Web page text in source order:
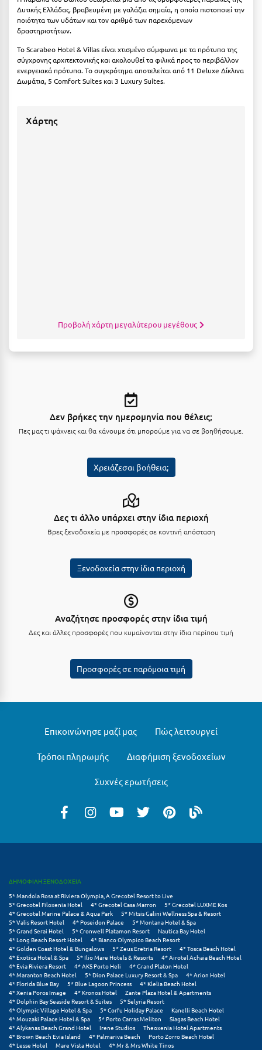
Μεθώνη
Μεσσηνία
Μετέωρα
Μήλος
Ναύπλιο
Ορεινή Ναυπακτία
Παξοί
Πάτρα
Παύλιανη
Πειραιάς
Πελοπόννησος
Πήλιο
Πιερία
Πλαταμώνας
Πλύτρα Λακωνίας
Δυτικής Ελλάδας, βραβευμένη με γαλάζια σημαία, η οποία πιστοποιεί την
ποιότητα των υδάτων και τον αριθμό των παρεχόμενων
δραστηριοτήτων.
ΤοScarabeo Hotel&Villasείναι χτισμένο σύμφωνα με τα πρότυπα της
σύγχρονης αρχιτεκτονικής και ακολουθεί τα φιλικά προς το περιβάλλον
ενεργειακά πρότυπα. Το συγκρότημα αποτελείται από 11 Deluxe Δίκλινα
Δωμάτια, 5 ComfortSuites και 3 LuxurySuites.
Χάρτης
Προβολή χάρτη μεγαλύτερου μεγέθους
Δεν βρήκες την ημερομηνία που θέλεις;
Πες μας τι ψάχνεις και θα κάνουμε ότι μπορούμε για να σε βοηθήσουμε.
Χρειάζεσαι βοήθεια;
Δες τι άλλο υπάρχει στην ίδια περιοχή
Βρες ξενοδοχεία με προσφορές σε κοντινή απόσταση
Ξενοδοχεία στην ίδια περιοχή
Αναζήτησε προσφορές στην ίδια τιμή
Δες και άλλες προσφορές που κυμαίνονται στην ίδια περίπου τιμή
Προσφορές σε παρόμοια τιμή
Επικοινώνησε μαζί μας Πώς λειτουργεί
Τρόποι πληρωμής Διαφήμιση ξενοδοχείων
Συχνές ερωτήσεις
ΔΗΜΟΦΙΛΗ ΞΕΝΟΔΟΧΕΙΑ
5* Mandola Rosa at Riviera Olympia, A Grecotel Resort to Live
5* Grecotel Filoxenia Hotel
4* Grecotel Casa Marron
5* Grecotel LUXME Kos
4* Grecotel Marine Palace & Aqua Park
5* Mitsis Galini Wellness Spa & Resort
5* Valis Resort Hotel
4* Poseidon Palace
5* Montana Hotel & Spa
5* Grand Serai Hotel
5* Cronwell Platamon Resort
Nautica Bay Hotel
4* Long Beach Resort Hotel
4* Bianco Olympico Beach Resort
4* Golden Coast Hotel & Bungalows
5* Zeus Eretria Resort
4* Tosca Beach Hotel
4* Exotica Hotel & Spa
5* Ilio Mare Hotels & Resorts
4* Airotel Achaia Beach Hotel
4* Evia Riviera Resort
4* AKS Porto Heli
4* Grand Platon Hotel
4* Maranton Beach Hotel
5* Dion Palace Luxury Resort & Spa
4* Arion Hotel
4* Florida Blue Bay
5* Blue Lagoon Princess
4* Klelia Beach Hotel
4* Xenia Poros Image
4* Kronos Hotel
Zante Plaza Hotel & Apartments
4* Dolphin Bay Seaside Resort & Suites
5* Selyria Resort
4* Olympic Village Hotel & Spa
5* Corfu Holiday Palace
Kanelli Beach Hotel
4* Mouzaki Palace Hotel & Spa
5* Porto Carras Meliton
Siagas Beach Hotel
4* Alykanas Beach Grand Hotel
Irene Studios
Theoxenia Hotel Apartments
4* Brown Beach Evia Island
4* Palmariva Beach
Porto Zorro Beach Hotel
4* Lesse Hotel
Mare Vista Hotel
4* Mr & Mrs White Tinos